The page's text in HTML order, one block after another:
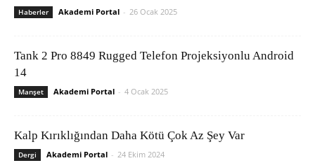
Haberler Akademi Portal - 26 Ocak 2025
Tank 2 Pro 8849 Rugged Telefon Projeksiyonlu Android
14
Manşet Akademi Portal - 4 Ocak 2025
Kalp Kırıklığından Daha Kötü Çok Az Şey Var
Dergi Akademi Portal - 24 Ekim 2024